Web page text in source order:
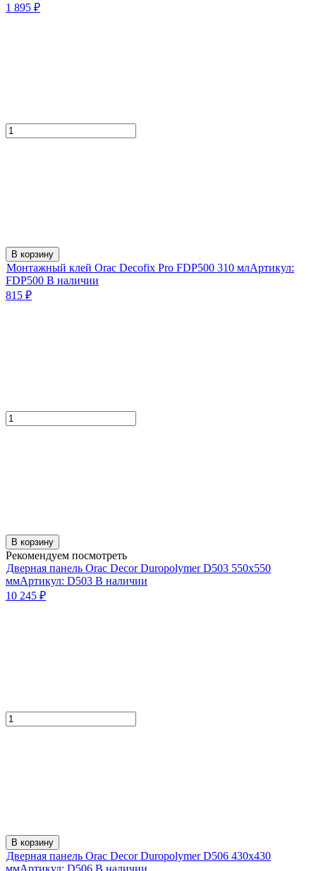
1 895 ₽
В корзину
Монтажный клей Orac Decofix Pro FDP500 310 млАртикул:
FDP500 В наличии
815 ₽
В корзину
Рекомендуем посмотреть
Дверная панель Orac Decor Duropolymer D503 550х550
ммАртикул: D503 В наличии
10 245 ₽
В корзину
Дверная панель Orac Decor Duropolymer D506 430х430